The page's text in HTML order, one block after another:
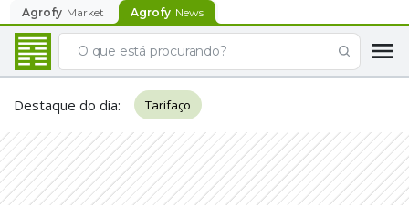
Agrofy Market Agrofy News
Destaque do dia: Tarifaço